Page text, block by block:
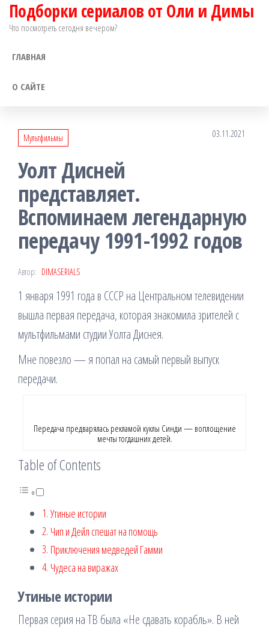
Перейти
Подборки сериалов от Оли и Димы
Что посмотреть сегодня вечером?
ГЛАВНАЯ
О САЙТЕ
Мультфильмы 03.11.2021
Уолт Дисней
представляет.
Вспоминаем легендарную
передачу 1991-1992 годов
Автор: DIMASERIALS
1 января 1991 года в СССР на Центральном телевидении
вышла первая передача, которая знакомила зрителей с
мультфильмами студии Уолта Диснея.
Мне повезло — я попал на самый первый выпуск
передачи.
Передача предварялась рекламой куклы Синди — воплощение
мечты тогдашних детей.
Table of Contents
Утиные истории
Чип и Дейл спешат на помощь
Приключения медведей Гамми
Чудеса на виражах
Утиные истории
Первая серия на ТВ была «Не сдавать корабль». В ней